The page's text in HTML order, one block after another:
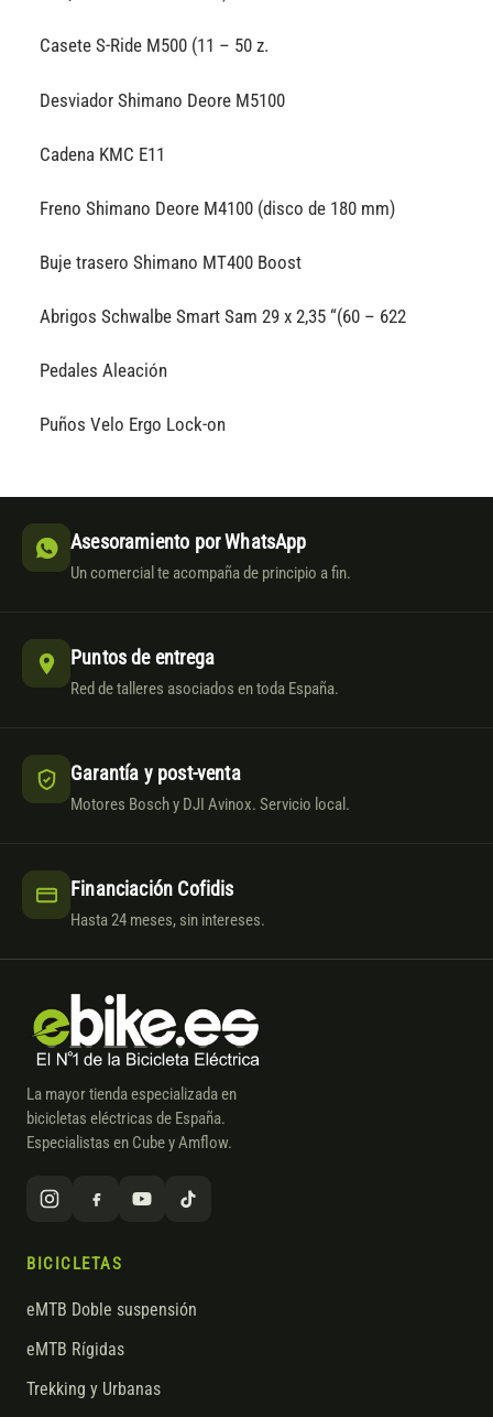
Casete S-Ride M500 (11 – 50 z.
Desviador Shimano Deore M5100
Cadena KMC E11
Freno Shimano Deore M4100 (disco de 180 mm)
Buje trasero Shimano MT400 Boost
Abrigos Schwalbe Smart Sam 29 x 2,35 “(60 – 622
Pedales Aleación
Puños Velo Ergo Lock-on
Asesoramiento por WhatsApp
Un comercial te acompaña de principio a fin.
Puntos de entrega
Red de talleres asociados en toda España.
Garantía y post-venta
Motores Bosch y DJI Avinox. Servicio local.
Financiación Cofidis
Hasta 24 meses, sin intereses.
La mayor tienda especializada en
bicicletas eléctricas de España.
Especialistas en Cube y Amflow.
BICICLETAS
eMTB Doble suspensión
eMTB Rígidas
Trekking y Urbanas